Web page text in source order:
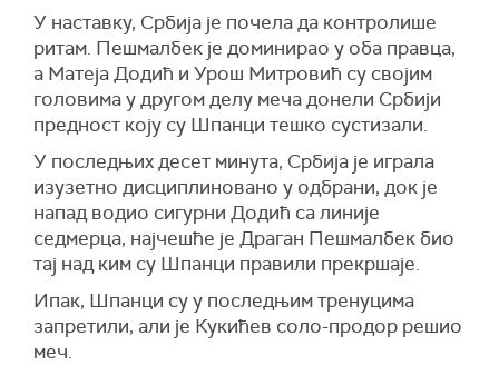
У наставку, Србија је почела да контролише
ритам. Пешмалбек је доминирао у оба правца,
а Матеја Додић и Урош Митровић су својим
головима у другом делу меча донели Србији
предност коју су Шпанци тешко сустизали.
У последњих десет минута, Србија је играла
изузетно дисциплиновано у одбрани, док је
напад водио сигурни Додић са линије
седмерца, најчешће је Драган Пешмалбек био
тај над ким су Шпанци правили прекршаје.
Ипак, Шпанци су у последњим тренуцима
запретили, али је Кукићев соло-продор решио
меч.